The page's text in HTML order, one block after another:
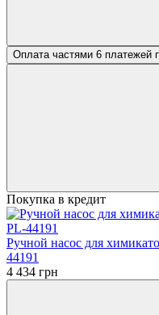
Оплата частями 6 платежей
Покупка в кредит
Ручной насос для
44191
4 434 грн